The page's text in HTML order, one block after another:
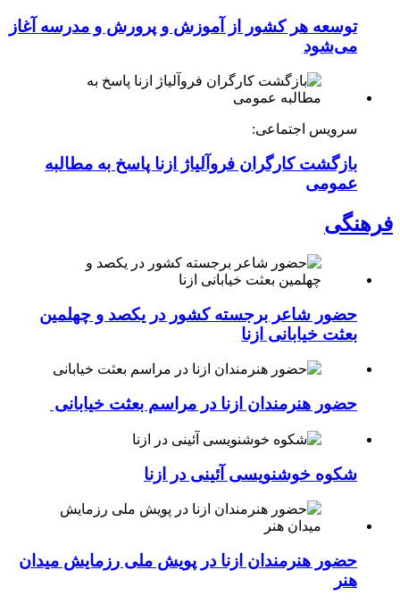
توسعه هر کشور از آموزش و پرورش و مدرسه آغاز
می‌شود
سرویس اجتماعی:
بازگشت کارگران فروآلیاژ ازنا پاسخ به مطالبه
عمومی
فرهنگی
حضور شاعر برجسته کشور در یکصد و چهلمین
بعثت خیابانی ازنا
حضور هنرمندان ازنا در مراسم بعثت خیابانی
شکوه خوشنویسی آئینی در ازنا
حضور هنرمندان ازنا در پویش ملی رزمایش میدان
هنر